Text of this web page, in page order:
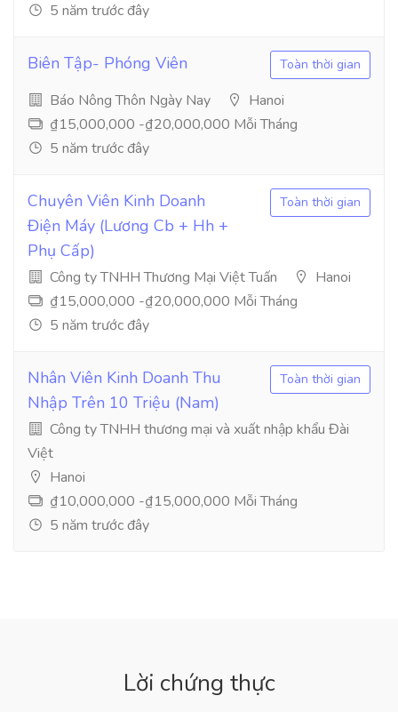
5 năm trước đây
Biên Tập- Phóng Viên
Báo Nông Thôn Ngày Nay
Hanoi
₫15,000,000 -₫20,000,000 Mỗi Tháng
5 năm trước đây
Toàn thời gian
Chuyên Viên Kinh Doanh
Điện Máy (Lương Cb + Hh +
Phụ Cấp)
Công ty TNHH Thương Mại Việt Tuấn
Hanoi
₫15,000,000 -₫20,000,000 Mỗi Tháng
5 năm trước đây
Toàn thời gian
Nhân Viên Kinh Doanh Thu
Nhập Trên 10 Triệu (Nam)
Công ty TNHH thương mại và xuất nhập khẩu Đài
Việt
Hanoi
₫10,000,000 -₫15,000,000 Mỗi Tháng
5 năm trước đây
Toàn thời gian
Lời chứng thực